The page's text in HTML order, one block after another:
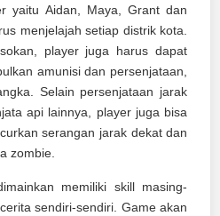
yaitu Aidan, Maya, Grant dan
menjelajah setiap distrik kota.
player juga harus dapat
amunisi dan persenjataan,
Selain persenjataan jarak
api lainnya, player juga bisa
serangan jarak dekat dan
zombie.
memiliki skill masing-
sendiri-sendiri. Game akan